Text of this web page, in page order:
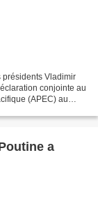
présidents Vladimir
conjointe au
(APEC) au
a